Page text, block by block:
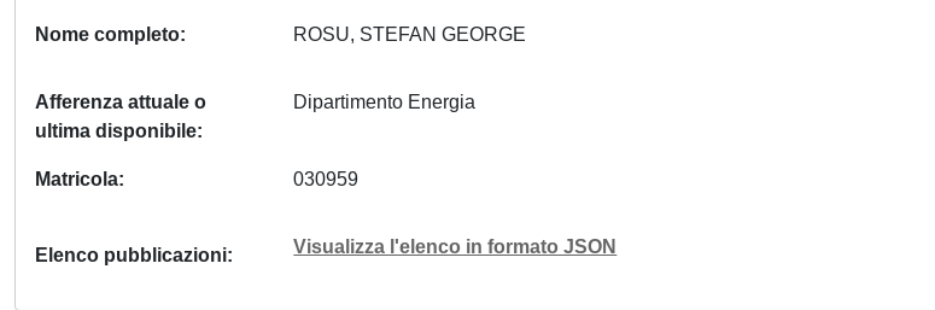
Nome completo ROSU, STEFAN GEORGE
Afferenza attuale o
ultima disponibile
Dipartimento Energia
Matricola 030959
Elenco pubblicazioni Visualizza l'elenco in formato JSON